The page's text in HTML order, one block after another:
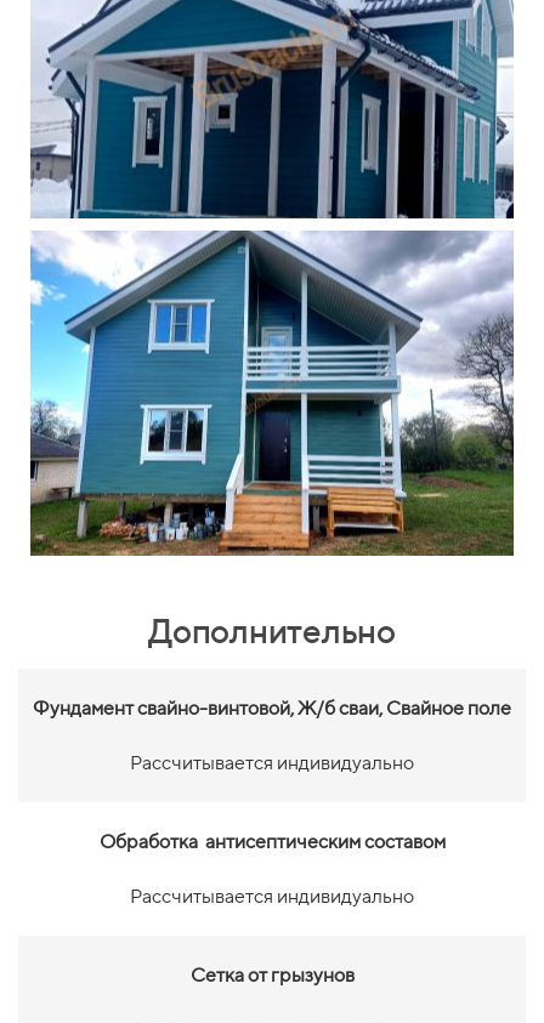
Дополнительно
Фундамент свайно-винтовой,Ж/б сваи, Свайное поле
Рассчитывается индивидуально
Обработка антисептическим составом
Рассчитывается индивидуально
Сетка от грызунов